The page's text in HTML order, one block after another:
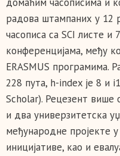
радова штампаних у 12
часописа са SCI листе
конференцијама, међу
ERASMUS програмима.
228 пута, h-index је 8 и
Scholar). Рецезент више
и два универзитетска
међународне пројекте
иницијативе, као и